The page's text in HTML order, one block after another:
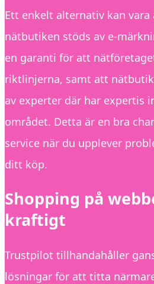
Ett enkelt alternativ kan
nätbutiken stöds av e-
en garanti för att
riktlinjerna, samt att
av experter där har expertis
området. Detta är en bra
service när du upplever
ditt köp.
Shopping på
kraftigt
Trustpilot tillhandahåller
lösningar för att titta